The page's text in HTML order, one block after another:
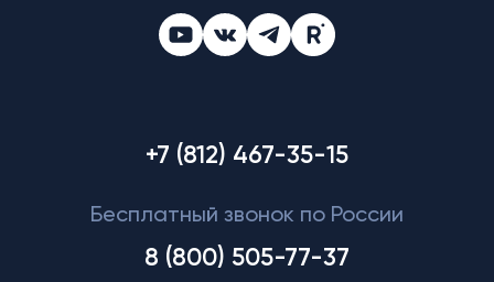
+7 (812) 467-35-15
Бесплатный звонок по России
8 (800) 505-77-37